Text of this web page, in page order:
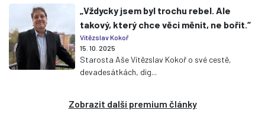
„Vždycky jsem byl trochu rebel. Ale
takový, který chce věci měnit, ne bořit.“
Vítězslav Kokoř
15. 10. 2025
Starosta Aše Vítězslav Kokoř o své cestě,
devadesátkách, dig...
Zobrazit další premium články